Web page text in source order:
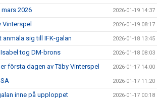
2026 2026-01-19 14:37
Vinterspel 2026-01-19 08:17
sig till IFK-galan 2026-01-18 13:45
tog DM-brons 2026-01-18 08:03
första dagen av Täby Vinterspel 2026-01-17 14:00
2026-01-17 11:20
inne på upploppet 2026-01-17 00:18